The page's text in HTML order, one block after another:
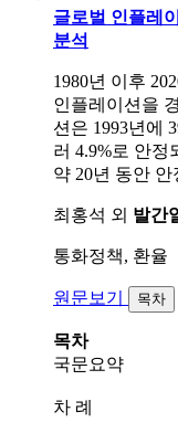
글로벌 인플레
분석
1980년 이후
인플레이션을
션은 1993년에
러 4.9%로 안정
약 20년 동안
최홍석 외 발간
통화정책, 환율
원문보기 목차
목차
국문요약
차 례